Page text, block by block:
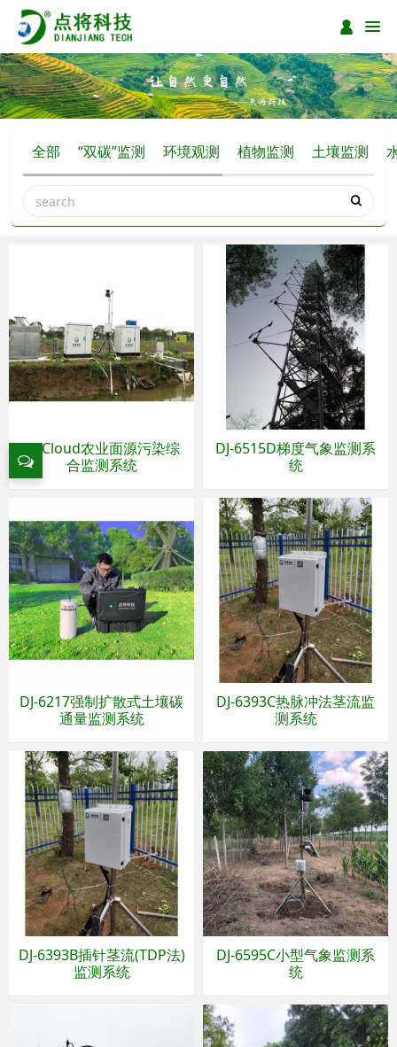
全部 “双碳”监测 环境观测 植物监测 土壤监测
DJ-Cloud农业面源污染综
合监测系统
DJ-6515D梯度气象监测系
统
DJ-6217强制扩散式土壤碳
通量监测系统
DJ-6393C热脉冲法茎流监
测系统
DJ-6393B插针茎流(TDP法)
监测系统
DJ-6595C小型气象监测系
统